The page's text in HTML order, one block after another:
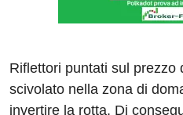
Riflettori puntati sul prezzo
scivolato nella zona di
invertire la rotta. Di